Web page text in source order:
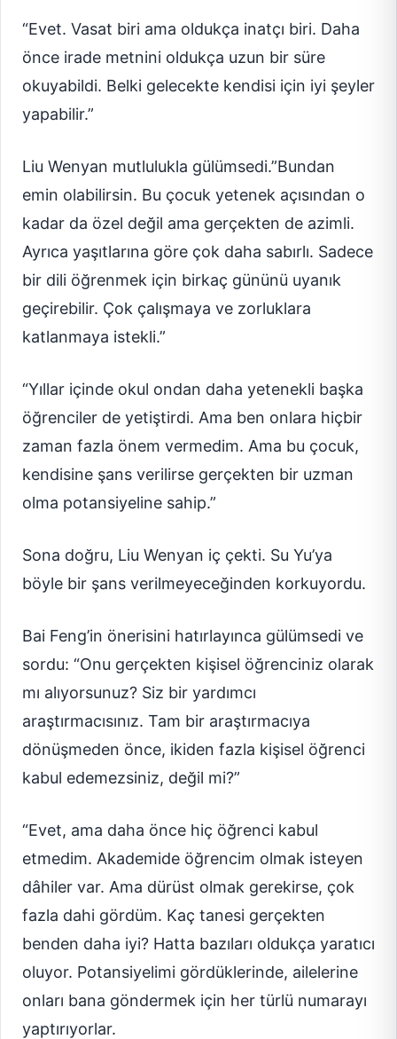
“Evet. Vasat biri ama oldukça inatçı biri. Daha
önce irade metnini oldukça uzun bir süre
okuyabildi. Belki gelecekte kendisi için iyi şeyler
yapabilir.”
Liu Wenyan mutlulukla gülümsedi.”Bundan
emin olabilirsin. Bu çocuk yetenek açısından o
kadar da özel değil ama gerçekten de azimli.
Ayrıca yaşıtlarına göre çok daha sabırlı. Sadece
bir dili öğrenmek için birkaç gününü uyanık
geçirebilir. Çok çalışmaya ve zorluklara
katlanmaya istekli.”
“Yıllar içinde okul ondan daha yetenekli başka
öğrenciler de yetiştirdi. Ama ben onlara hiçbir
zaman fazla önem vermedim. Ama bu çocuk,
kendisine şans verilirse gerçekten bir uzman
olma potansiyeline sahip.”
Sona doğru, Liu Wenyan iç çekti. Su Yu’ya
böyle bir şans verilmeyeceğinden korkuyordu.
Bai Feng’in önerisini hatırlayınca gülümsedi ve
sordu: “Onu gerçekten kişisel öğrenciniz olarak
mı alıyorsunuz? Siz bir yardımcı
araştırmacısınız. Tam bir araştırmacıya
dönüşmeden önce, ikiden fazla kişisel öğrenci
kabul edemezsiniz, değil mi?”
“Evet, ama daha önce hiç öğrenci kabul
etmedim. Akademide öğrencim olmak isteyen
dâhiler var. Ama dürüst olmak gerekirse, çok
fazla dahi gördüm. Kaç tanesi gerçekten
benden daha iyi? Hatta bazıları oldukça yaratıcı
oluyor. Potansiyelimi gördüklerinde, ailelerine
onları bana göndermek için her türlü numarayı
yaptırıyorlar.